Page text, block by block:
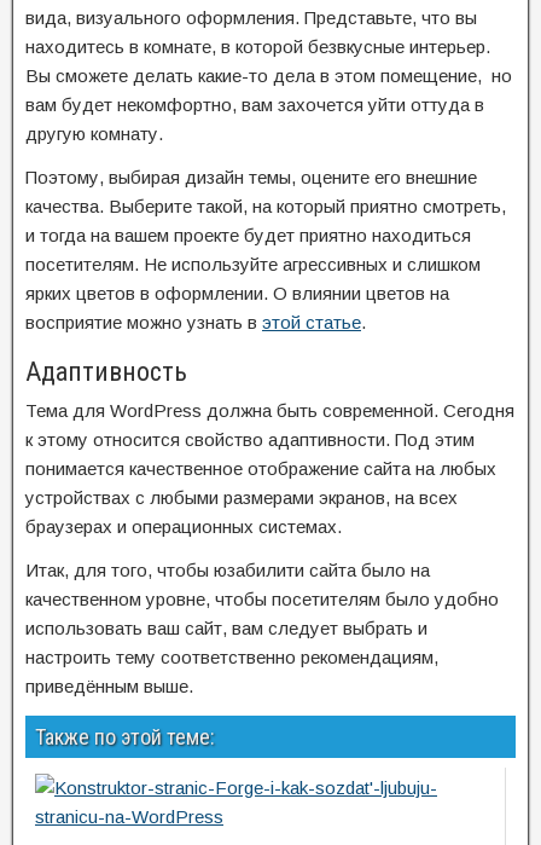
вида, визуального оформления. Представьте, что вы
находитесь в комнате, в которой безвкусные интерьер.
Вы сможете делать какие-то дела в этом помещение, но
вам будет некомфортно, вам захочется уйти оттуда в
другую комнату.
Поэтому, выбирая дизайн темы, оцените его внешние
качества. Выберите такой, на который приятно смотреть,
и тогда на вашем проекте будет приятно находиться
посетителям. Не используйте агрессивных и слишком
ярких цветов в оформлении. О влиянии цветов на
восприятие можно узнать в этой статье.
Адаптивность
Тема для WordPress должна быть современной. Сегодня
к этому относится свойство адаптивности. Под этим
понимается качественное отображение сайта на любых
устройствах с любыми размерами экранов, на всех
браузерах и операционных системах.
Итак, для того, чтобы юзабилити сайта было на
качественном уровне, чтобы посетителям было удобно
использовать ваш сайт, вам следует выбрать и
настроить тему соответственно рекомендациям,
приведённым выше.
Также по этой теме: